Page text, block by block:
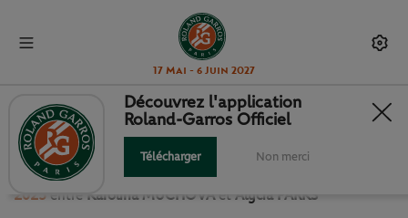
17 Mai - 6 Juin 2027
1ER TOUR SIMPLE DAMES
Revivez le match du 1er Tour Simple Dames Roland Garros
2025 entre Karolina MUCHOVA et Alycia PARKS
Découvrez l'application
Roland-Garros Officiel
Télécharger Non merci